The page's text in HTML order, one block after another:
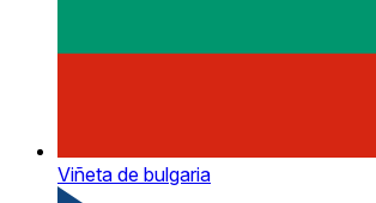
Viñeta de bulgaria